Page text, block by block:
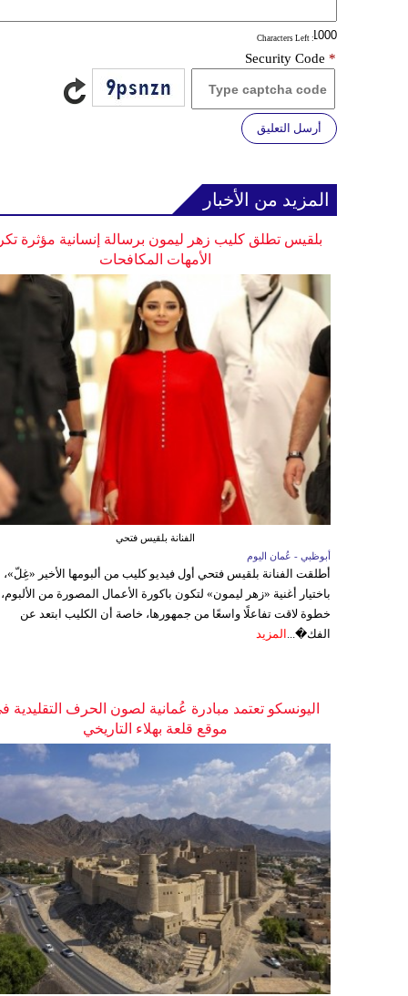
: Characters Left
Security Code *
أرسل التعليق
المزيد من الأخبار
بلقيس تطلق كليب زهر ليمون برسالة إنسانية مؤثرة
الأمهات المكافحات
الفنانة بلقيس فتحي
أبوظبي - عُمان اليوم
أطلقت الفنانة بلقيس فتحي أول فيديو كليب من ألبومها الأخير «غِلّ»،
باختيار أغنية «زهر ليمون» لتكون باكورة الأعمال المصورة من
خطوة لاقت تفاعلًا واسعًا من جمهورها، خاصة أن الكليب ابتعد عن
الفك�... المزيد
اليونسكو تعتمد مبادرة عُمانية لصون الحرف التقليدية
موقع قلعة بهلاء التاريخي